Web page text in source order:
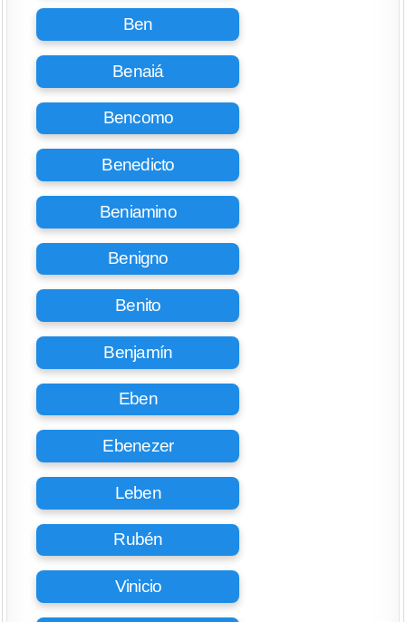
Ben
Benaiá
Bencomo
Benedicto
Beniamino
Benigno
Benito
Benjamín
Eben
Ebenezer
Leben
Rubén
Vinicio